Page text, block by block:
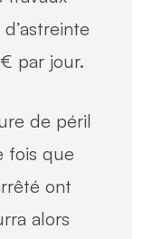
par jour.
de péril
fois que
ont
alors